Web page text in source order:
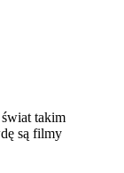
takim
są filmy